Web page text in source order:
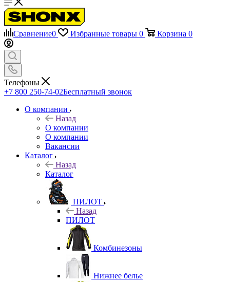
Сравнение0 Избранные товары 0 Корзина 0
Телефоны
+7 800 250-74-02Бесплатный звонок
О компании
Назад
О компании
О компании
Вакансии
Каталог
Назад
Каталог
ПИЛОТ
Назад
ПИЛОТ
Комбинезоны
Нижнее белье